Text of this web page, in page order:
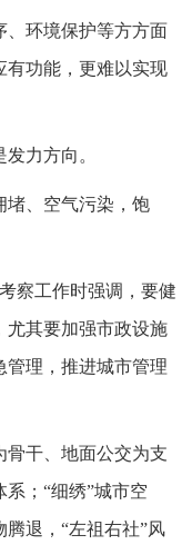
、环境保护等方方面
有功能，更难以实现
力方向。
堵、空气污染，饱
察工作时强调，要健
尤其要加强市政设施
管理，推进城市管理
骨干、地面公交为支
；“细绣”城市空
退，“左祖右社”风